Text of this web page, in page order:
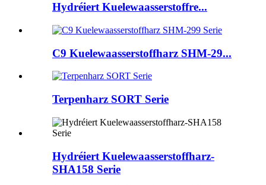
Hydréiert Kuelewaasserstoffre...
C9 Kuelewaasserstoffharz SHM-29...
Terpenharz SORT Serie
Hydréiert Kuelewaasserstoffharz-
SHA158 Serie